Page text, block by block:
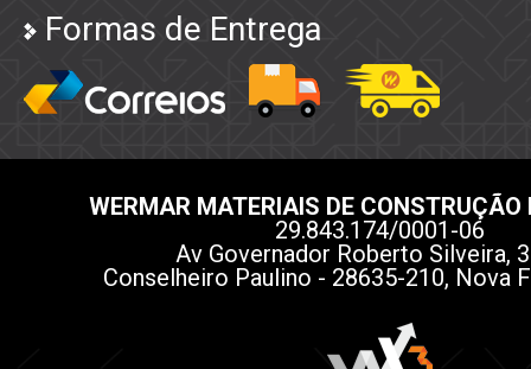
Formas de Entrega
WERMAR MATERIAIS DE CONSTRUÇÃO
29.843.174/0001-06
Av Governador Roberto Silveira,
Conselheiro Paulino - 28635-210, Nova